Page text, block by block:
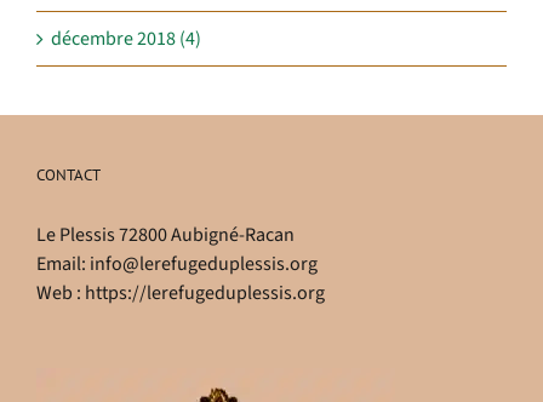
décembre 2018 (4)
CONTACT
Le Plessis 72800 Aubigné-Racan
Email: info@lerefugeduplessis.org
Web : https://lerefugeduplessis.org